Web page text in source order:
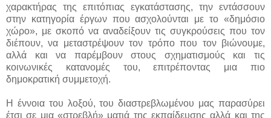
χαρακτήρας της επιτόπιας εγκατάστασης, την εντάσσουν
στην κατηγορία έργων που ασχολούνται με το «δημόσιο
χώρο», με σκοπό να αναδείξουν τις συγκρούσεις που τον
διέπουν, να μεταστρέψουν τον τρόπο που τον βιώνουμε,
αλλά και να παρέμβουν στους σχηματισμούς και τις
κοινωνικές κατανομές του, επιτρέποντας μια πιο
δημοκρατική συμμετοχή.
Η έννοια του λοξού, του διαστρεβλωμένου μας παρασύρει
έτσι σε μια «στρεβλή» ματιά της εκπαίδευσης αλλά και της